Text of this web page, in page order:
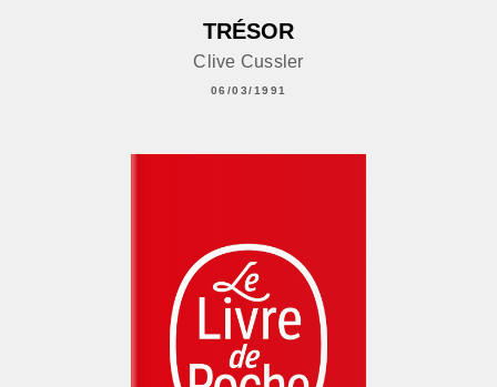
TRÉSOR
Clive Cussler
06/03/1991